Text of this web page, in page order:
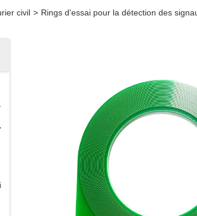
civil > Rings d'essai pour la détection des